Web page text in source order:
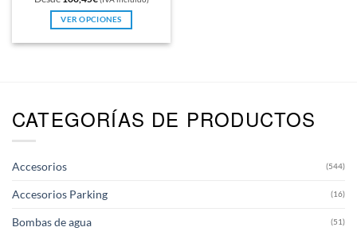
VER OPCIONES
Las
opciones
la
CATEGORÍAS DE PRODUCTOS
Accesorios (544)
Accesorios Parking (16)
Bombas de agua (51)